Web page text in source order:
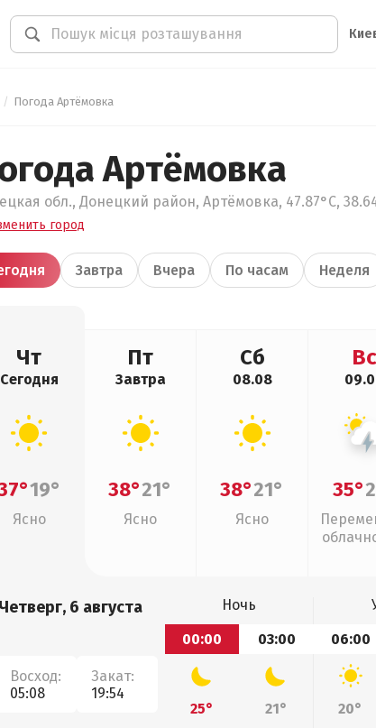
Погода Артёмовка
Артёмовка
обл., Донецкий район, Артёмовка, 47.87°С,
город
Завтра Вчера По часам Неделя
Чт
Сегодня
19°
Ясно
Пт
Завтра
38°21°
Ясно
Сб
08.08
38°21°
Ясно
Вс
35°
Четверг, 6 августа
Восход:
05:08
Закат:
19:54
Ночь
00:00
03:00 06:00
25° 21° 20°